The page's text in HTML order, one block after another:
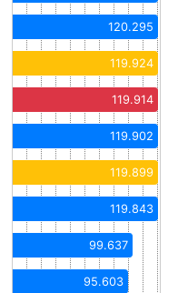
120.295
119.924
119.914
119.902
119.899
119.843
99.637
95.603